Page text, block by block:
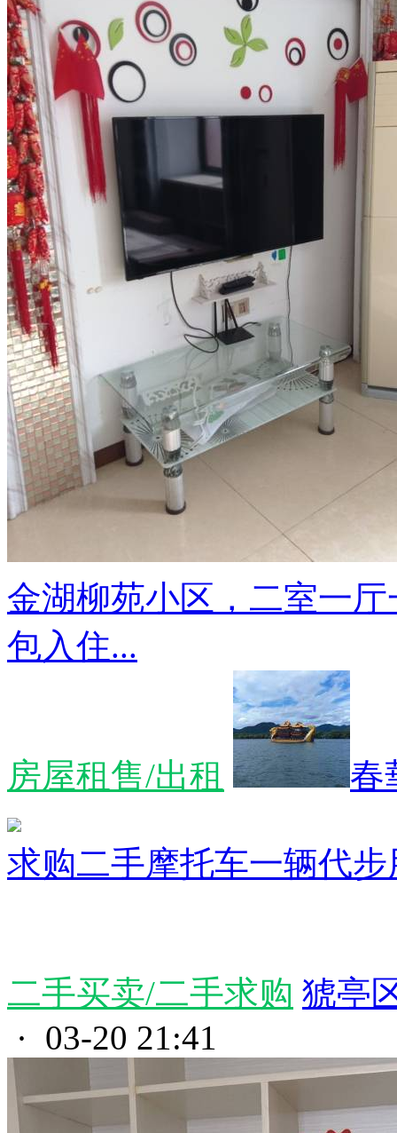
金湖柳苑小区，二室一
包入住...
房屋租售/出租 春
求购二手摩托车一辆代步
二手买卖/二手求购 猇亭
· 03-20 21:41